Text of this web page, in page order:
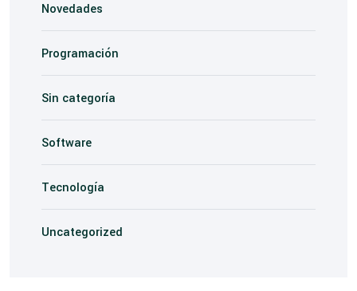
Novedades
Programación
Sin categoría
Software
Tecnología
Uncategorized